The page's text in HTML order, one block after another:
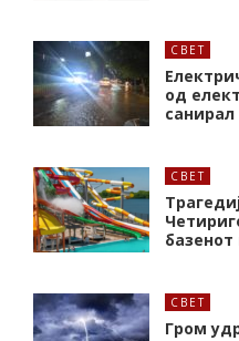
СВЕТ
од
СВЕТ
СВЕТ
Гром